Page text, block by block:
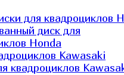
для квадроциклов
диск для
Honda
Kawasaki
квадроциклов